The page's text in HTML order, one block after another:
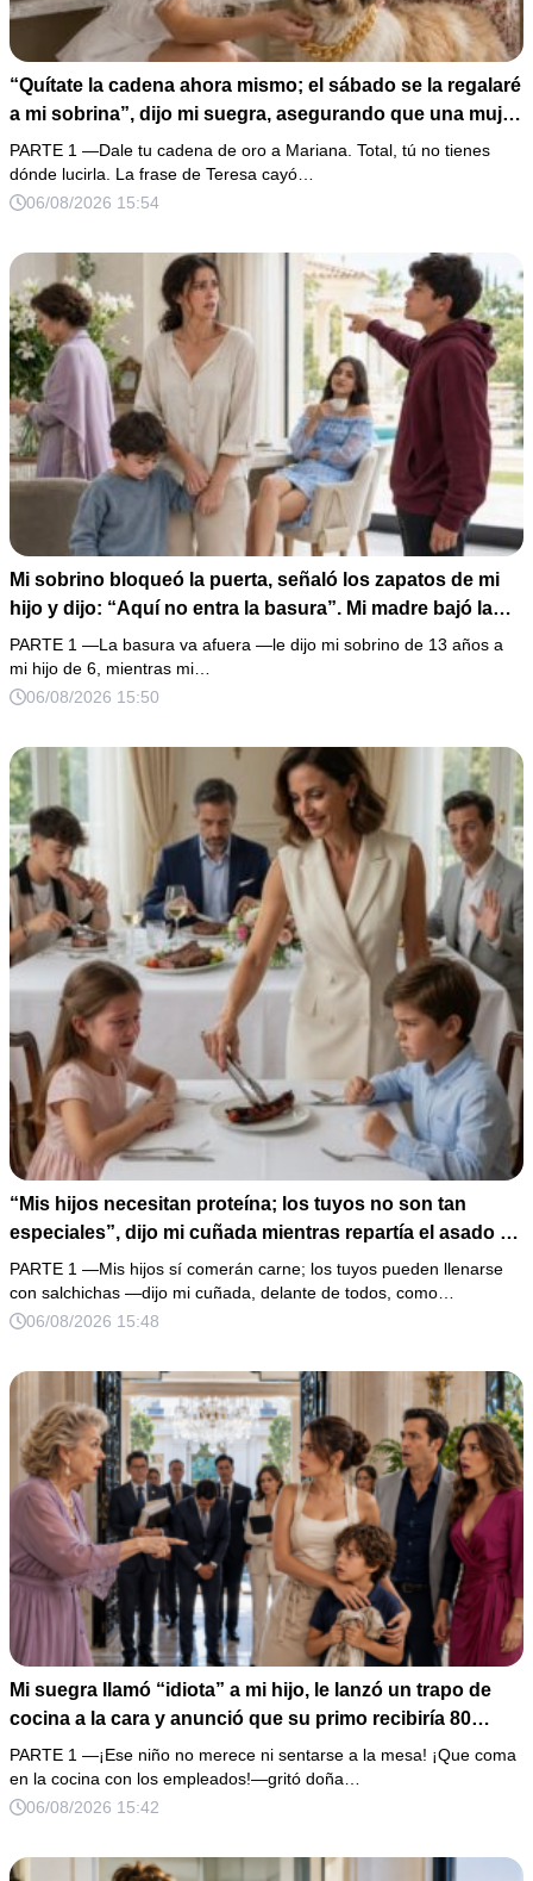
“Quítate la cadena ahora mismo; el sábado se la regalaré
a mi sobrina”, dijo mi suegra, asegurando que una mujer
con las manos marcadas por espinas no merecía 50
gramos de oro. Mi esposo guardó silencio, así que
obedecí con calma y le pedí que preparara la fiesta. Ella
completo que había intentado ocultar.
PARTE 1 —Dale tu cadena de oro a Mariana. Total, tú no tienes
dónde lucirla. La frase de Teresa cayó…
06/08/2026 15:54
Mi sobrino bloqueó la puerta, señaló los zapatos de mi
hijo y dijo: “Aquí no entra la basura”. Mi madre bajó la
mirada y mi hermana siguió tomando café como si nada.
Yo asentí, abracé a mi niño y me fui sin reclamar. Pero al
cancelar el depósito mensual descubrí que llevaba años
de humillarlo.
PARTE 1 —La basura va afuera —le dijo mi sobrino de 13 años a
mi hijo de 6, mientras mi…
06/08/2026 15:50
“Mis hijos necesitan proteína; los tuyos no son tan
especiales”, dijo mi cuñada mientras repartía el asado y
hacía llorar a mi hija. Mi esposo me pidió que no armara
un escándalo, así que guardé silencio, terminé un pastel
de boda de 8,000 pesos y coloqué sobre la mesa un
PARTE 1 —Mis hijos sí comerán carne; los tuyos pueden llenarse
con salchichas —dijo mi cuñada, delante de todos, como…
06/08/2026 15:48
Mi suegra llamó “idiota” a mi hijo, le lanzó un trapo de
cocina a la cara y anunció que su primo recibiría 80
millones y el 50% de las acciones: “Aprende cuál es tu
lugar”. Permanecí en silencio hasta que terminaron de
firmar; entonces mostré una grabación y alguien llamó a
PARTE 1 —¡Ese niño no merece ni sentarse a la mesa! ¡Que coma
en la cocina con los empleados!—gritó doña…
06/08/2026 15:42